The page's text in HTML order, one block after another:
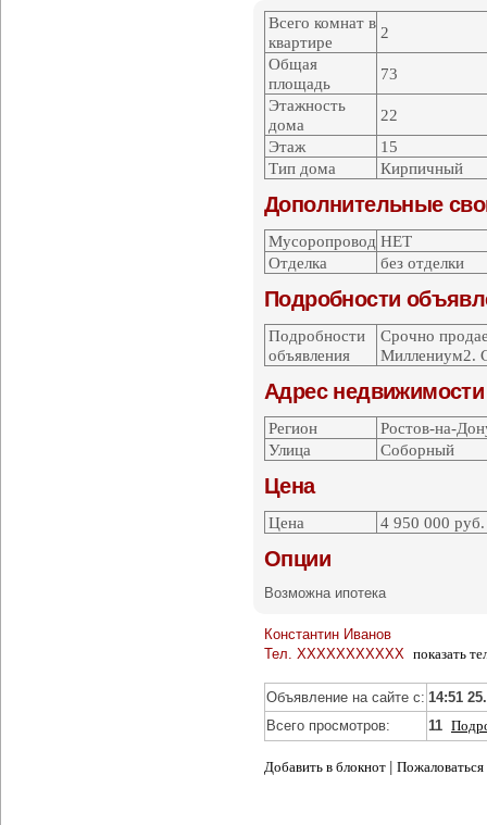
Всего комнат в
квартире
2
Общая
площадь
73
Этажность
дома
22
Этаж
15
Тип дома
Кирпичный
Дополнительные
Мусоропровод НЕТ
Отделка
без отделки
Подробности
Подробности
объявления
Срочно
Миллениум2.
Адрес недвижимости
Регион
Ростов-на-
Улица
Соборный
Цена
Цена 4 950 000 руб.
Опции
Возможна ипотека
Константин Иванов
Тел. XXXXXXXXXXX показать
Объявление на сайте с: 14:51
Всего просмотров:
11
Добавить в блокнот Пожаловаться